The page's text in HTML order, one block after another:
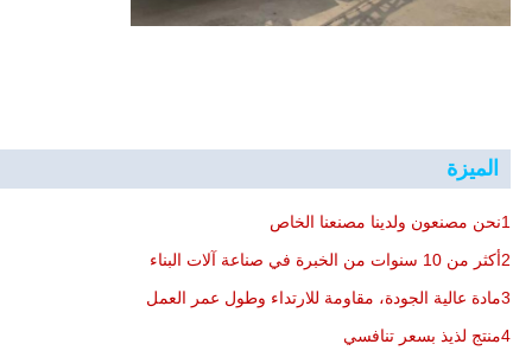
الميزة
1نحن مصنعون ولدينا مصنعنا الخاص
2أكثر من 10 سنوات من الخبرة في صناعة آلات البناء
3مادة عالية الجودة، مقاومة للارتداء وطول عمر العمل
4منتج لذيذ بسعر تنافسي